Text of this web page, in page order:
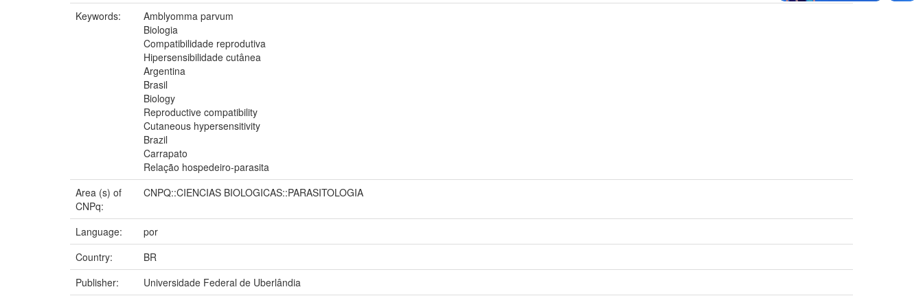
Keywords:
Amblyomma parvum
Biologia
Compatibilidade reprodutiva
Hipersensibilidade cutânea
Argentina
Brasil
Biology
Reproductive compatibility
Cutaneous hypersensitivity
Brazil
Carrapato
Relação hospedeiro-parasita
Area (s) of
CNPq:
CNPQ::CIENCIAS BIOLOGICAS::PARASITOLOGIA
Language:
por
Country:
BR
Publisher:
Universidade Federal de Uberlândia